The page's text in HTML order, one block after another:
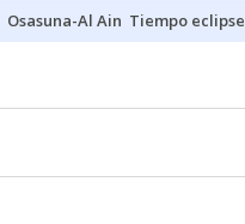
Osasuna-Al Ain Tiempo eclipse